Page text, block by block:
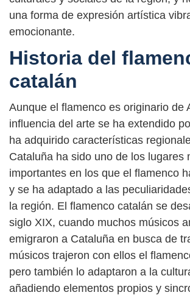
una forma de expresión artística
emocionante.
Historia del
catalán
Aunque el flamenco es originario de
influencia del arte se ha extendido
ha adquirido características
Cataluña ha sido uno de los lugares
importantes en los que el flamenco
y se ha adaptado a las
la región. El flamenco catalán se
siglo XIX, cuando muchos músicos
emigraron a Cataluña en busca de
músicos trajeron con ellos el
pero también lo adaptaron a la
añadiendo elementos propios y